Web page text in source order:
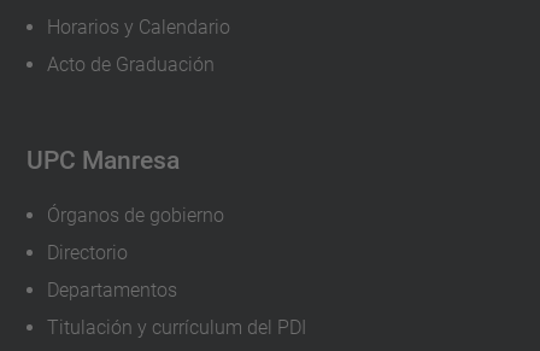
Horarios y Calendario
Acto de Graduación
UPC Manresa
Órganos de gobierno
Directorio
Departamentos
Titulación y currículum del PDI